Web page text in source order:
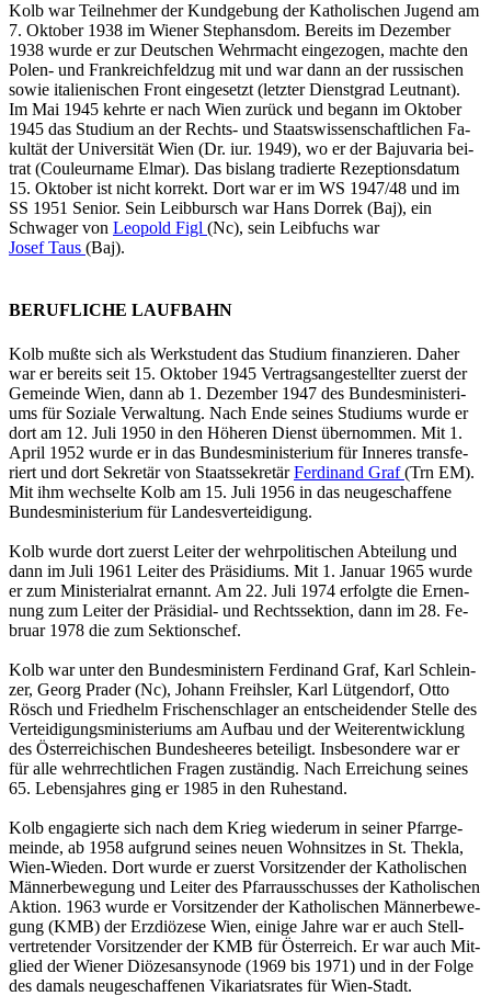
Kolb war Teil­neh­mer der Kund­ge­bung der Ka­tho­li­schen Ju­gend am
7. Ok­to­ber 1938 im Wie­ner Ste­phans­dom. Be­reits im De­zem­ber
1938 wurde er zur Deut­schen Wehr­macht ein­ge­zo­gen, mach­te den
Polen- und Frank­reich­feld­zug mit und war dann an der rus­si­schen
sowie ita­lie­ni­schen Front ein­ge­setzt (letz­ter Dienst­grad Leut­nant).
Im Mai 1945 kehr­te er nach Wien zu­rück und be­gann im Ok­to­ber
1945 das Stu­di­um an der Rechts- und Staats­wis­sen­schaft­li­chen Fa­
kul­tät der Uni­ver­si­tät Wien (Dr. iur. 1949), wo er der Ba­ju­va­ria bei­
trat (Cou­leur­na­me Elmar). Das bis­lang tra­dier­te Re­zep­ti­ons­da­tum
15. Ok­to­ber ist nicht kor­rekt. Dort war er im WS 1947/48 und im
SS 1951 Se­ni­or. Sein Leib­bursch war Hans Dor­rek (Baj), ein
Schwa­ger von Leo­pold Figl (Nc), sein Leib­fuchs war
Josef Taus (Baj).
BERUFLICHE LAUFBAHN
Kolb mußte sich als Werk­stu­dent das Stu­di­um fi­nan­zie­ren. Daher
war er be­reits seit 15. Ok­to­ber 1945 Ver­trags­an­ge­stell­ter zu­erst der
Ge­mein­de Wien, dann ab 1. De­zem­ber 1947 des Bun­des­mi­nis­te­ri­
ums für So­zia­le Ver­wal­tung. Nach Ende sei­nes Stu­di­ums wurde er
dort am 12. Juli 1950 in den Hö­he­ren Dienst über­nom­men. Mit 1.
April 1952 wurde er in das Bun­des­mi­nis­te­ri­um für In­ne­res trans­fe­
riert und dort Se­kre­tär von Staats­se­kre­tärFer­di­nand Graf(Trn EM).
Mit ihm wech­sel­te Kolb am 15. Juli 1956 in das neu­ge­schaf­fe­ne
Bun­des­mi­nis­te­ri­um für Lan­des­ver­tei­di­gung.
Kolb wurde dort zu­erst Lei­ter der wehr­po­li­ti­schen Ab­tei­lung und
dann im Juli 1961 Lei­ter des Prä­si­di­ums. Mit 1. Ja­nu­ar 1965 wurde
er zum Mi­nis­te­ri­al­rat er­nannt. Am 22. Juli 1974 er­folg­te die Er­nen­
nung zum Lei­ter der Prä­si­di­al- und Rechts­sek­ti­on, dann im 28. Fe­
bru­ar 1978 die zum Sek­ti­ons­chef.
Kolb war unter den Bun­des­mi­nis­tern Fer­di­nand Graf, Karl Schlein­
zer, Georg Pra­der (Nc), Jo­hann Freihs­ler, Karl Lüt­gen­dorf, Otto
Rösch und Fried­helm Fri­schen­schla­ger an ent­schei­den­der Stel­le des
Ver­tei­di­gungs­mi­nis­te­ri­ums am Auf­bau und der Wei­ter­ent­wick­lung
des Ös­ter­rei­chi­schen Bun­des­hee­res be­tei­ligt. Ins­be­son­de­re war er
für alle wehr­recht­li­chen Fra­gen zu­stän­dig. Nach Er­rei­chung sei­nes
65. Le­bens­jah­res ging er 1985 in den Ru­he­stand.
Kolb en­ga­gier­te sich nach dem Krieg wie­der­um in sei­ner Pfarr­ge­
mein­de, ab 1958 auf­grund sei­nes neuen Wohn­sit­zes in St. Thek­la,
Wien-Wie­den. Dort wurde er zu­erst Vor­sit­zen­der der Ka­tho­li­schen
Män­ner­be­we­gung und Lei­ter des Pfarr­aus­schus­ses der Ka­tho­li­schen
Ak­ti­on. 1963 wurde er Vor­sit­zen­der der Ka­tho­li­schen Män­ner­be­we­
gung (KMB) der Erz­diö­ze­se Wien, ei­ni­ge Jahre war er auch Stell­
ver­tre­ten­der Vor­sit­zen­der der KMB für Ös­ter­reich. Er war auch Mit­
glied der Wie­ner Diö­ze­san­syn­ode (1969 bis 1971) und in der Folge
des da­mals neu­ge­schaf­fe­nen Vi­ka­ri­ats­ra­tes für Wien-Stadt.